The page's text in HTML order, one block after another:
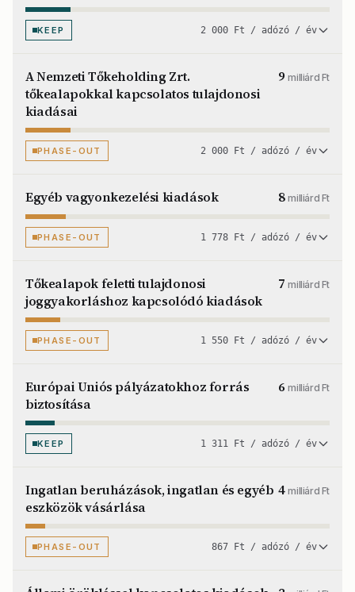
KEEP 2 000 Ft / adózó / év
A Nemzeti Tőkeholding Zrt.
tőkealapokkal kapcsolatos tulajdonosi
kiadásai
9milliárd Ft
PHASE-OUT 2 000 Ft / adózó / év
Egyéb vagyonkezelési kiadások 8milliárd Ft
PHASE-OUT 1 778 Ft / adózó / év
Tőkealapok feletti tulajdonosi
joggyakorláshoz kapcsolódó kiadások
7milliárd Ft
PHASE-OUT 1 550 Ft / adózó / év
Európai Uniós pályázatokhoz forrás
biztosítása
6milliárd Ft
KEEP 1 311 Ft / adózó / év
Ingatlan beruházások, ingatlan és egyéb
eszközök vásárlása
4milliárd Ft
PHASE-OUT 867 Ft / adózó / év